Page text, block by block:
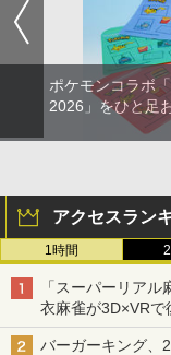
ポケモンコラボ
2026」をひと足
アクセスラン
1時間
「スーパーリア
衣麻雀が3D×VRで
発売から2週間は
バーガーキング、